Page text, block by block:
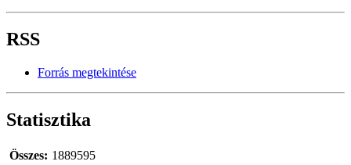
RSS
Forrás megtekintése
Statisztika
Összes: 1889595